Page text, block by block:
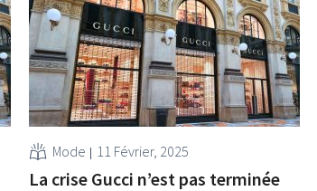
Mode 11 Février, 2025
La crise Gucci n’est pas terminée